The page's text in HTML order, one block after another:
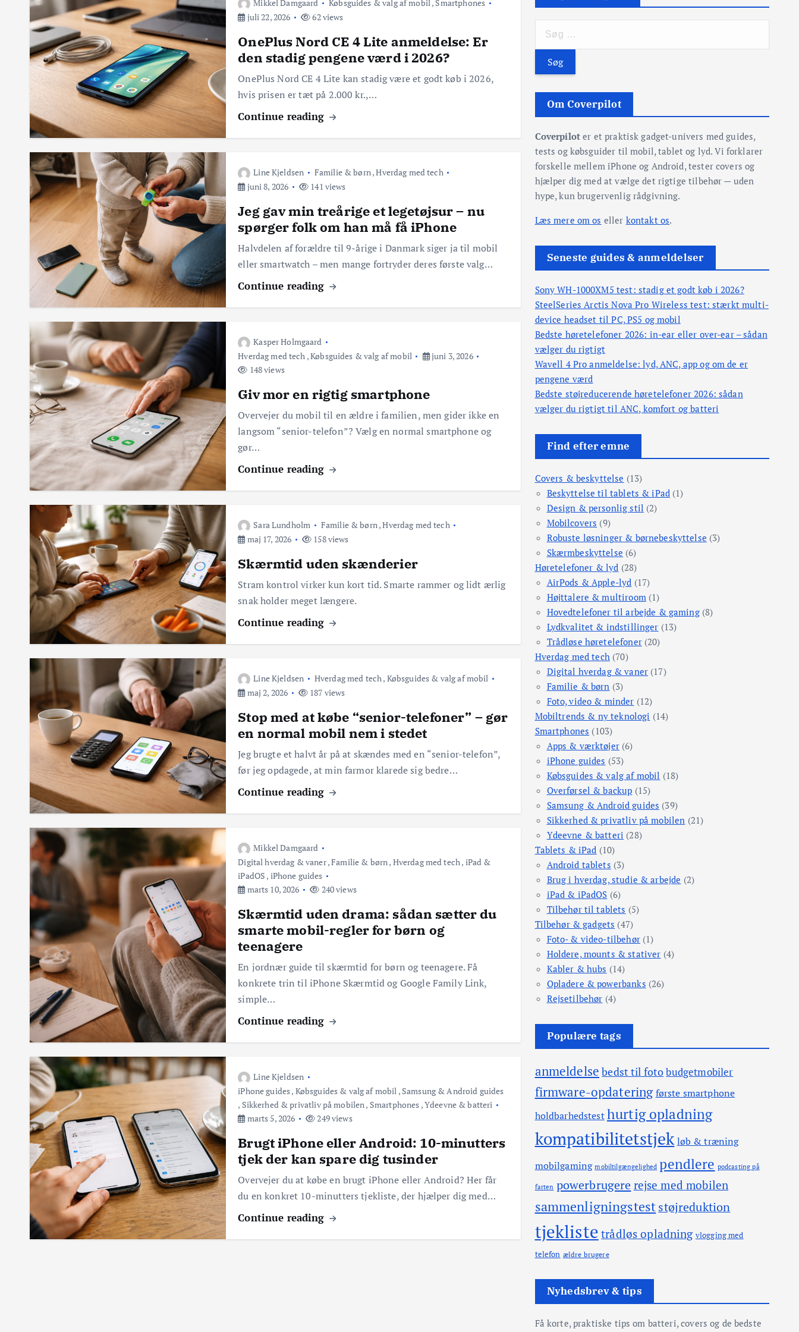
Mikkel Damgaard Købsguides & valg af mobil, Smartphones
juli 22, 2026
62 views
OnePlus Nord CE 4 Lite anmeldelse: Er
den stadig pengene værd i 2026?
OnePlus Nord CE 4 Lite kan stadig være et godt køb i 2026,
hvis prisen er tæt på 2.000 kr.,…
Continue reading
Line Kjeldsen Familie & børn,Hverdag med tech
juni 8, 2026
141 views
Jeg gav min treårige et legetøjsur – nu
spørger folk om han må få iPhone
Halvdelen af forældre til 9-årige i Danmark siger ja til mobil
eller smartwatch – men mange fortryder deres første valg…
Continue reading
Kasper Holmgaard
Hverdag med tech ,Købsguides & valg af mobil
juni 3, 2026
148 views
Giv mor en rigtig smartphone
Overvejer du mobil til en ældre i familien, men gider ikke en
langsom “senior-telefon”? Vælg en normal smartphone og
gør…
Continue reading
Sara Lundholm Familie & børn,Hverdag med tech
maj 17, 2026
158 views
Skærmtid uden skænderier
Stram kontrol virker kun kort tid. Smarte rammer og lidt ærlig
snak holder meget længere.
Continue reading
Line Kjeldsen Hverdag med tech, Købsguides & valg af mobil
maj 2, 2026
187 views
Stop med at købe “senior-telefoner” – gør
en normal mobil nem i stedet
Jeg brugte et halvt år på at skændes med en “senior-telefon”,
før jeg opdagede, at min farmor klarede sig bedre…
Continue reading
Mikkel Damgaard
Digital hverdag & vaner,Familie & børn, Hverdag med tech, iPad &
iPadOS , iPhone guides
marts 10, 2026
240 views
Skærmtid uden drama: sådan sætter du
smarte mobil-regler for børn og
teenagere
En jordnær guide til skærmtid for børn og teenagere. Få
konkrete trin til iPhone Skærmtid og Google Family Link,
simple…
Continue reading
Line Kjeldsen
iPhone guides, Købsguides & valg af mobil , Samsung & Android guides
, Sikkerhed & privatliv på mobilen, Smartphones ,Ydeevne & batteri
marts 5, 2026
249 views
Brugt iPhone eller Android: 10-minutters
tjek der kan spare dig tusinder
Overvejer du at købe en brugt iPhone eller Android? Her får
du en konkret 10-minutters tjekliste, der hjælper dig med…
Continue reading
e
r
Om Coverpilot
Coverpilot er et praktisk gadget-univers med guides,
tests og købsguider til mobil, tablet og lyd. Vi forklarer
forskelle mellem iPhone og Android, tester covers og
hjælper dig med at vælge det rigtige tilbehør — uden
hype, kun brugervenlig rådgivning.
Læs mere om os eller kontakt os.
Seneste guides & anmeldelser
Sony WH-1000XM5 test: stadig et godt køb i 2026?
SteelSeries Arctis Nova Pro Wireless test: stærkt multi-
device headset til PC, PS5 og mobil
Bedste høretelefoner 2026: in-ear eller over-ear – sådan
vælger du rigtigt
Wavell 4 Pro anmeldelse: lyd, ANC, app og om de er
pengene værd
Bedste støjreducerende høretelefoner 2026: sådan
vælger du rigtigt til ANC, komfort og batteri
Find efter emne
Covers & beskyttelse (13)
Beskyttelse til tablets & iPad (1)
Design & personlig stil (2)
Mobilcovers (9)
Robuste løsninger & børnebeskyttelse (3)
Skærmbeskyttelse (6)
Høretelefoner & lyd (28)
AirPods & Apple-lyd (17)
Højttalere & multiroom(1)
Hovedtelefoner til arbejde & gaming(8)
Lydkvalitet & indstillinger (13)
Trådløse høretelefoner(20)
Hverdag med tech(70)
Digital hverdag & vaner (17)
Familie & børn (3)
Foto, video & minder (12)
Mobiltrends & ny teknologi (14)
Smartphones (103)
Apps & værktøjer(6)
iPhone guides (53)
Købsguides & valg af mobil (18)
Overførsel & backup (15)
Samsung & Android guides (39)
Sikkerhed & privatliv på mobilen (21)
Ydeevne & batteri (28)
Tablets & iPad (10)
Android tablets (3)
Brug i hverdag, studie & arbejde (2)
iPad & iPadOS (6)
Tilbehør til tablets (5)
Tilbehør & gadgets (47)
Foto- & video-tilbehør(1)
Holdere, mounts & stativer (4)
Kabler & hubs (14)
Opladere & powerbanks (26)
Rejsetilbehør (4)
Populære tags
anmeldelse bedst til fotobudgetmobiler
firmware-opdatering første smartphone
holdbarhedstesthurtig opladning
kompatibilitetstjek løb & træning
mobilgaming mobiltilgængelighed pendlere podcasting på
farten powerbrugererejse med mobilen
sammenligningsteststøjreduktion
tjekliste trådløs opladning vlogging med
telefon ældre brugere
Nyhedsbrev & tips
Få korte, praktiske tips om batteri, covers og de bedste